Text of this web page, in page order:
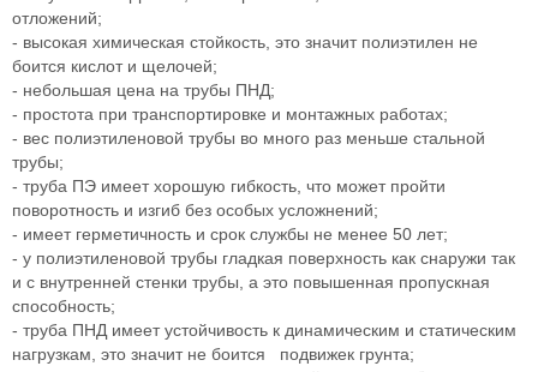
отложений;
- высокая химическая стойкость, это значит полиэтилен не
боится кислот и щелочей;
- небольшая цена на трубы ПНД;
- простота при транспортировке и монтажных работах;
- вес полиэтиленовой трубы во много раз меньше стальной
трубы;
- труба ПЭ имеет хорошую гибкость, что может пройти
поворотность и изгиб без особых усложнений;
- имеет герметичность и срок службы не менее 50 лет;
- у полиэтиленовой трубы гладкая поверхность как снаружи так
и с внутренней стенки трубы, а это повышенная пропускная
способность;
- труба ПНД имеет устойчивость к динамическим и статическим
нагрузкам, это значит не боится подвижек грунта;